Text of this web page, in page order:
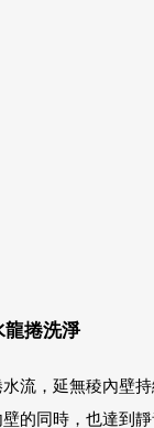
龍捲洗淨
流，延無稜內壁
的同時，也達到